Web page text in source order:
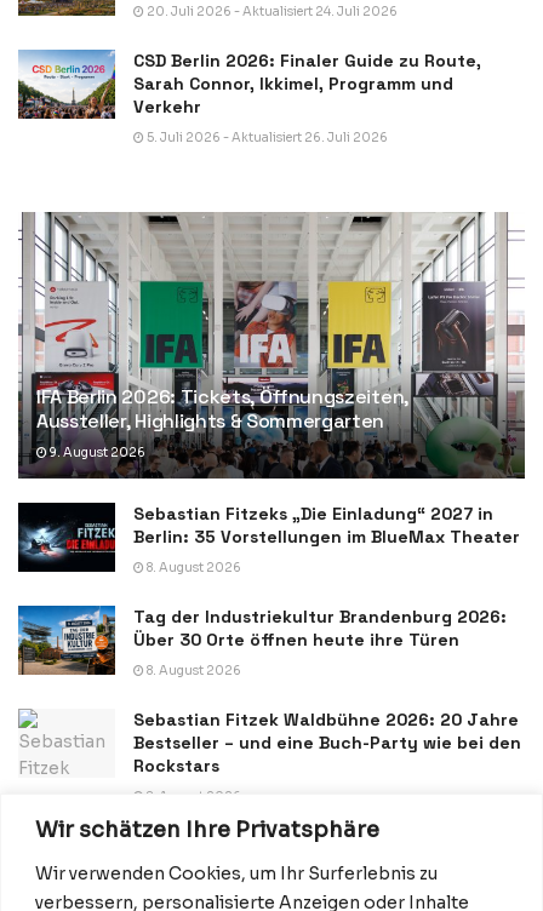
Wir schätzen Ihre Privatsphäre
Wir verwenden Cookies, um Ihr Surferlebnis zu
verbessern, personalisierte Anzeigen oder Inhalte
20. Juli 2026 - Aktualisiert 24. Juli 2026
CSD Berlin 2026: Finaler Guide zu Route,
Sarah Connor, Ikkimel, Programm und
Verkehr
5. Juli 2026 - Aktualisiert 26. Juli 2026
IFA Berlin 2026: Tickets, Öffnungszeiten,
Aussteller, Highlights & Sommergarten
9. August 2026
Sebastian Fitzeks „Die Einladung“ 2027 in
Berlin: 35 Vorstellungen im BlueMax Theater
8. August 2026
Tag der Industriekultur Brandenburg 2026:
Über 30 Orte öffnen heute ihre Türen
8. August 2026
Sebastian Fitzek Waldbühne 2026: 20 Jahre
Bestseller – und eine Buch-Party wie bei den
Rockstars
8. August 2026